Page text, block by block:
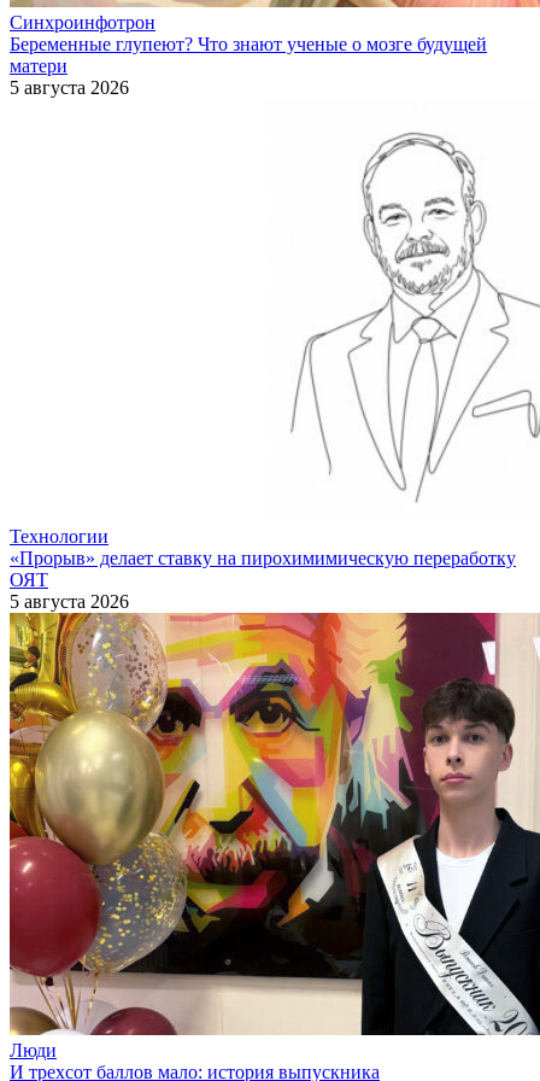
Синхроинфотрон
Беременные глупеют? Что знают ученые о мозге будущей
матери
5 августа 2026
Технологии
«Прорыв» делает ставку на пирохимимическую переработку
ОЯТ
5 августа 2026
Люди
И трехсот баллов мало: история выпускника